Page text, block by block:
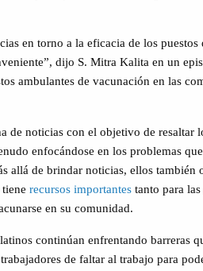
en torno a la eficacia de los
dijo S. Mitra Kalita en un
ambulantes de vacunación en las
de noticias con el objetivo de resaltar
enfocándose en los problemas
allá de brindar noticias, ellos también
recursos importantes tanto para
en su comunidad.
continúan enfrentando barreras
de faltar al trabajo para